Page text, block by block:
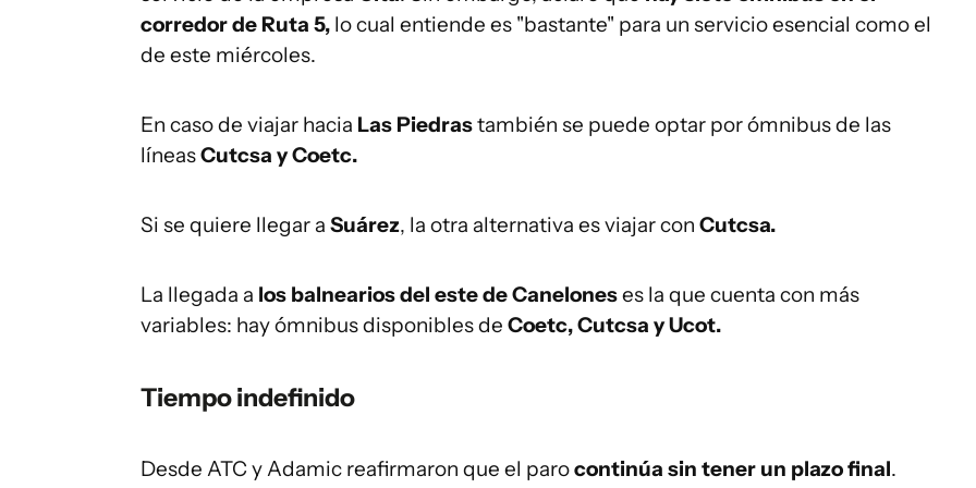
corredor de Ruta 5, lo cual entiende es "bastante" para un servicio esencial como el
de este miércoles.
En caso de viajar hacia Las Piedrastambién se puede optar por ómnibus de las
líneasCutcsa y Coetc.
Si se quiere llegar a Suárez, la otra alternativa es viajar con Cutcsa.
La llegada a los balnearios del este de Caneloneses la que cuenta con más
variables: hay ómnibus disponibles de Coetc, Cutcsa y Ucot.
Tiempo indefinido
Desde ATC y Adamic reafirmaron que el parocontinúa sin tener un plazo final.